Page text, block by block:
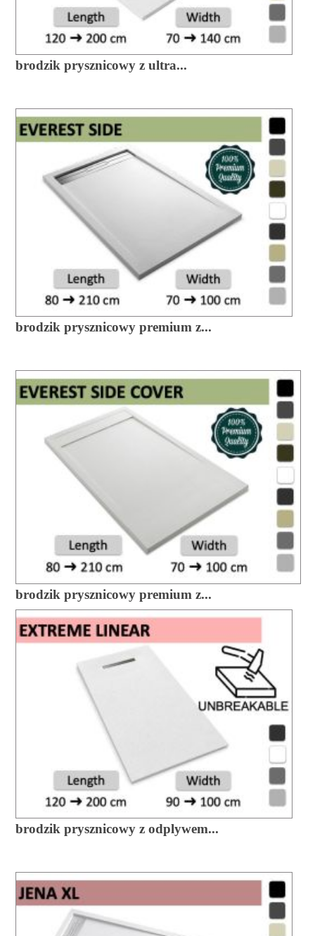
brodzik prysznicowy z ultra...
brodzik prysznicowy premium z...
brodzik prysznicowy premium z...
brodzik prysznicowy z odplywem...